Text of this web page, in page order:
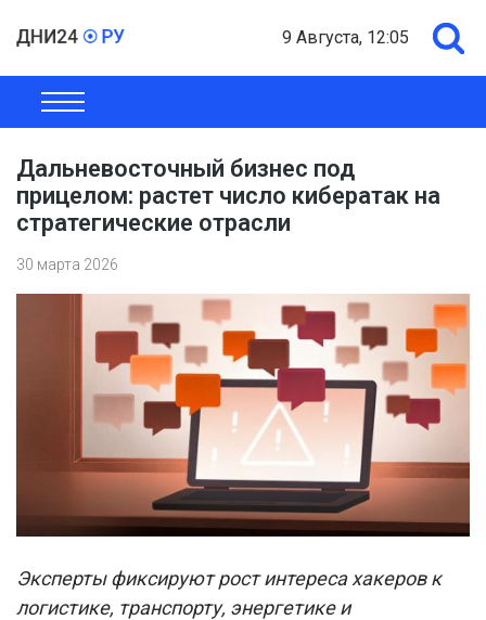
9 Августа, 12:05
ОБЩЕСТВО
Дальневосточный бизнес под
прицелом: растет число кибератак на
стратегические отрасли
30 марта 2026
Эксперты фиксируют рост интереса хакеров к
логистике, транспорту, энергетике и